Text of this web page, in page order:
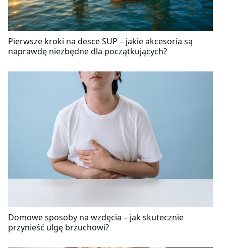
Pierwsze kroki na desce SUP – jakie akcesoria są
naprawdę niezbędne dla początkujących?
Domowe sposoby na wzdęcia – jak skutecznie
przynieść ulgę brzuchowi?